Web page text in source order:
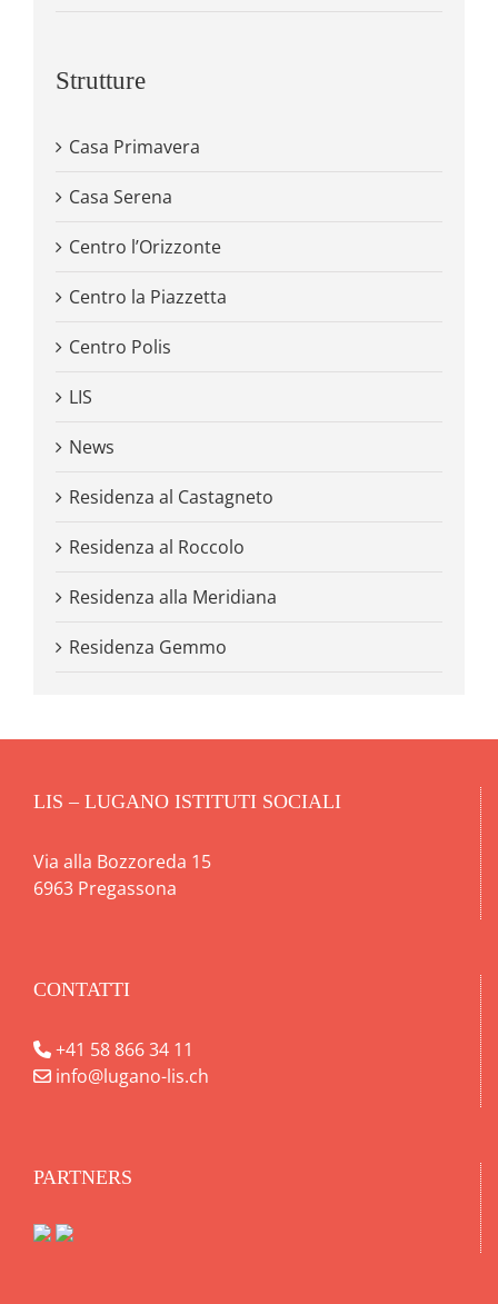
Strutture
Casa Primavera
Casa Serena
Centro l’Orizzonte
Centro la Piazzetta
Centro Polis
LIS
News
Residenza al Castagneto
Residenza al Roccolo
Residenza alla Meridiana
Residenza Gemmo
LIS – LUGANO ISTITUTI SOCIALI
Via alla Bozzoreda 15
6963 Pregassona
CONTATTI
+41 58 866 34 11
info@lugano-lis.ch
PARTNERS